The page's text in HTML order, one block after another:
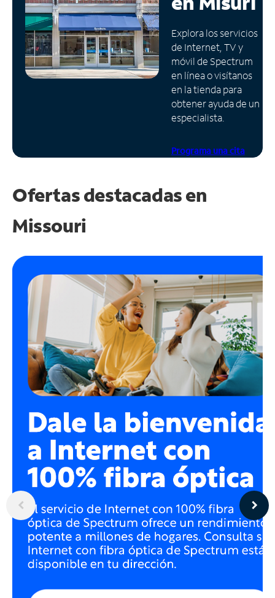
Administrar
cuenta
Encuentra
una
tienda
Explora los servicios
de Internet, TV y
móvil de Spectrum
en línea o visítanos
en la tienda para
obtener ayuda de un
especialista.
Programa una cita
Ofertas destacadas en
Missouri